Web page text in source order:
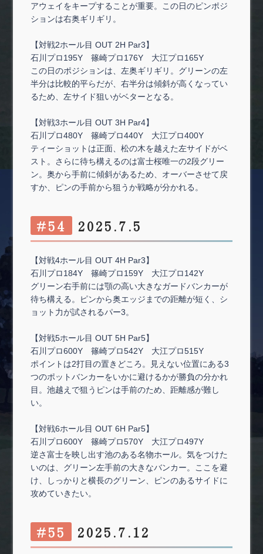
アウェイをキープすることが重要。この日のピンポジ
ションは右奥ギリギリ。
【対戦2ホール目 OUT 2H Par3】
石川プロ195Y 篠崎プロ176Y 大江プロ165Y
この日のポジションは、左奥ギリギリ。グリーンの左
半分は比較的平らだが、右半分は傾斜が高くなってい
るため、左サイド狙いがベターとなる。
【対戦3ホール目 OUT 3H Par4】
石川プロ480Y 篠崎プロ440Y 大江プロ400Y
ティーショットは正面、松の木を越えた左サイドがベ
スト。さらに待ち構えるのは富士桜唯一の2段グリー
ン。奥から手前に傾斜があるため、オーバーさせて戻
すか、ピンの手前から狙うか戦略が分かれる。
#54 2025.7.5
【対戦4ホール目 OUT 4H Par3】
石川プロ184Y 篠崎プロ159Y 大江プロ142Y
グリーン右手前には顎の高い大きなガードバンカーが
待ち構える。ピンから奥エッジまでの距離が短く、シ
ョット力が試されるパー3。
【対戦5ホール目 OUT 5H Par5】
石川プロ600Y 篠崎プロ542Y 大江プロ515Y
ポイントは2打目の置きどころ。見えない位置にある3
つのポットバンカーをいかに避けるかが勝負の分かれ
目。池越えで狙うピンは手前のため、距離感が難し
い。
【対戦6ホール目 OUT 6H Par5】
石川プロ600Y 篠崎プロ570Y 大江プロ497Y
逆さ富士を映し出す池のある名物ホール。気をつけた
いのは、グリーン左手前の大きなバンカー。ここを避
け、しっかりと横長のグリーン、ピンのあるサイドに
攻めていきたい。
#55 2025.7.12